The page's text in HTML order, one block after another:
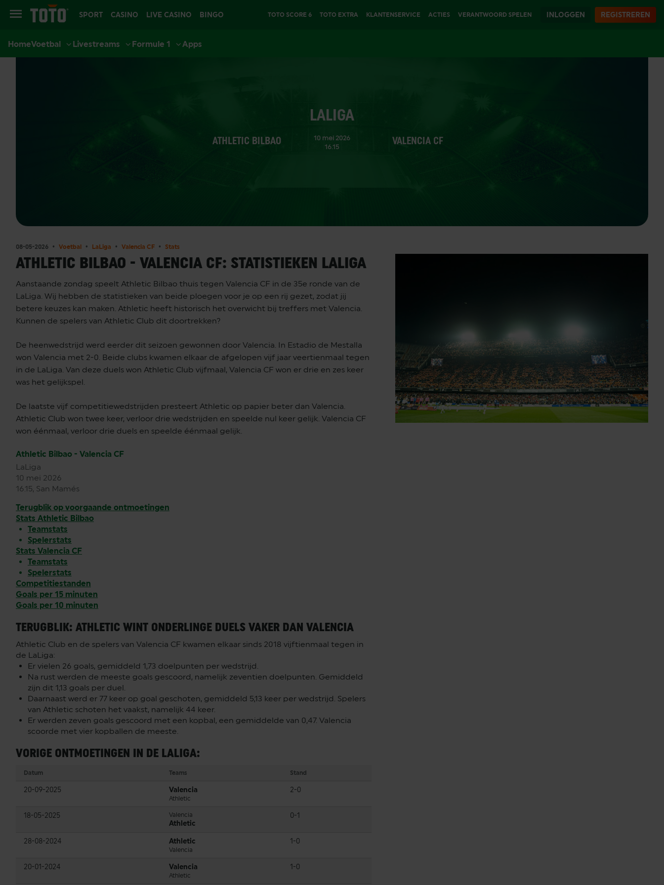
SPORT CASINO LIVE CASINO BINGO TOTO SCORE 6 TOTO EXTRA KLANTENSERVICE ACTIES VERANTWOORD SPELEN INLOGGEN REGISTREREN
HomeVoetbal Livestreams Formule 1 Apps
LALIGA
ATHLETIC BILBAO
10 mei 2026
16.15
VALENCIA CF
08-05-2026 Voetbal LaLiga Valencia CF Stats
ATHLETIC BILBAO - VALENCIA CF: STATISTIEKEN LALIGA
Aanstaande zondag speelt Athletic Bilbao thuis tegen Valencia CF in de 35e ronde van de
LaLiga. Wij hebben de statistieken van beide ploegen voor je op een rij gezet, zodat jij
betere keuzes kan maken. Athletic heeft historisch het overwicht bij treffers met Valencia.
Kunnen de spelers van Athletic Club dit doortrekken?
De heenwedstrijd werd eerder dit seizoen gewonnen door Valencia. In Estadio de Mestalla
won Valencia met 2-0. Beide clubs kwamen elkaar de afgelopen vijf jaar veertienmaal tegen
in de LaLiga. Van deze duels won Athletic Club vijfmaal, Valencia CF won er drie en zes keer
was het gelijkspel.
De laatste vijf competitiewedstrijden presteert Athletic op papier beter dan Valencia.
Athletic Club won twee keer, verloor drie wedstrijden en speelde nul keer gelijk. Valencia CF
won éénmaal, verloor drie duels en speelde éénmaal gelijk.
Athletic Bilbao - Valencia CF
LaLiga
10 mei 2026
16.15, San Mamés
Terugblik op voorgaande ontmoetingen
Stats Athletic Bilbao
Teamstats
Spelerstats
Stats Valencia CF
Teamstats
Spelerstats
Competitiestanden
Goals per 15 minuten
Goals per 10 minuten
TERUGBLIK: ATHLETIC WINT ONDERLINGE DUELS VAKER DAN VALENCIA
Athletic Club en de spelers van Valencia CF kwamen elkaar sinds 2018 vijftienmaal tegen in
de LaLiga:
Er vielen 26 goals, gemiddeld 1,73 doelpunten per wedstrijd.
Na rust werden de meeste goals gescoord, namelijk zeventien doelpunten. Gemiddeld
zijn dit 1,13 goals per duel.
Daarnaast werd er 77 keer op goal geschoten, gemiddeld 5,13 keer per wedstrijd. Spelers
van Athletic schoten het vaakst, namelijk 44 keer.
Er werden zeven goals gescoord met een kopbal, een gemiddelde van 0,47. Valencia
scoorde met vier kopballen de meeste.
VORIGE ONTMOETINGEN IN DE LALIGA:
Datum Teams Stand
20-09-2025 Valencia
Athletic
2-0
18-05-2025 Valencia
Athletic
0-1
28-08-2024 Athletic
Valencia
1-0
20-01-2024 Valencia
Athletic
1-0